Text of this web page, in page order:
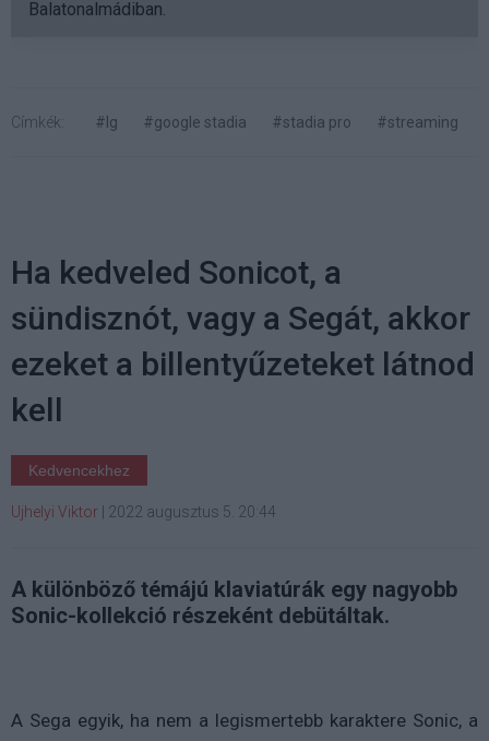
Balatonalmádiban.
Címkék: #lg #google stadia #stadia pro #streaming
Ha kedveled Sonicot, a
sündisznót, vagy a Segát, akkor
ezeket a billentyűzeteket látnod
kell
Kedvencekhez
Ujhelyi Viktor 2022 augusztus 5. 20:44
A különböző témájú klaviatúrák egy nagyobb
Sonic-kollekció részeként debütáltak.
A Sega egyik, ha nem a legismertebb karaktere Sonic, a